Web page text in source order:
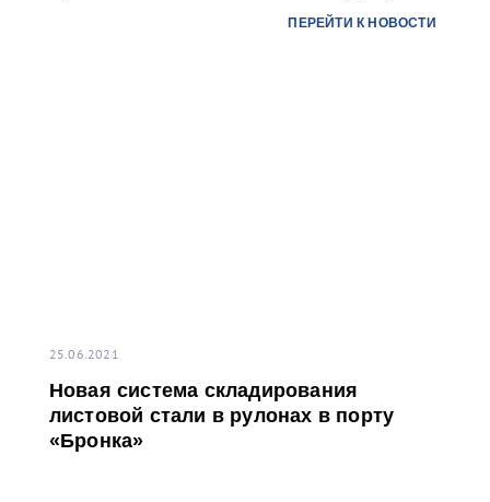
предприятий топливно-энергетического комплекса
ПЕРЕЙТИ К НОВОСТИ
25.06.2021
Новая система складирования
листовой стали в рулонах в порту
«Бронка»